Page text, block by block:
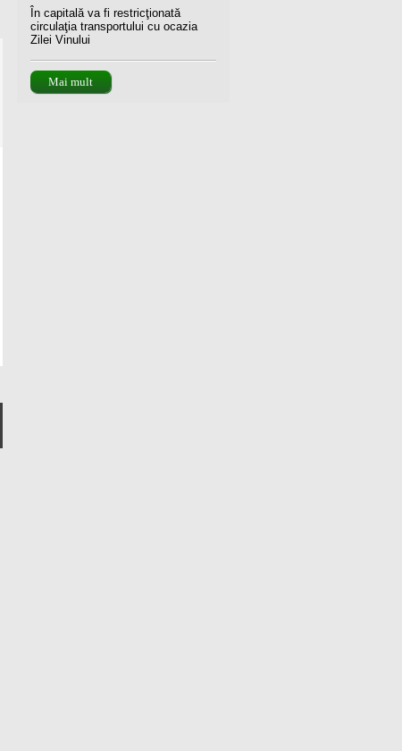
În capitală va fi restricţionată
circulaţia transportului cu ocazia
Zilei Vinului
Mai mult